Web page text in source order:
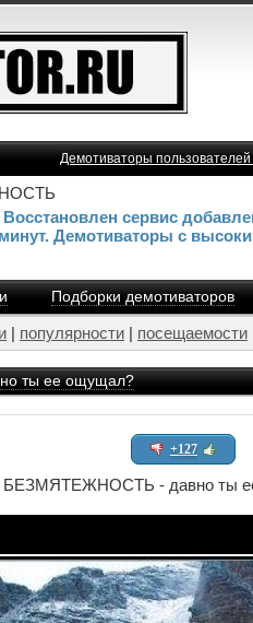
Демотиваторы
сервис
Демотиваторы с
Подборки демотиваторов
| популярности | посещаемости
ты ее ощущал?
+127
БЕЗМЯТЕЖНОСТЬ - давно ты